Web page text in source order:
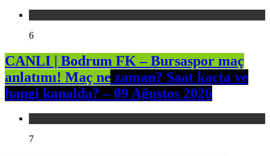
6
CANLI | Bodrum FK – Bursaspor maç
anlatımı! Maç ne zaman? Saat kaçta ve
hangi kanalda? – 09 Ağustos 2026
7